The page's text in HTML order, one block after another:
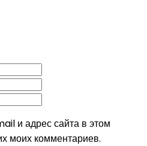
и адрес сайта в этом
моих комментариев.